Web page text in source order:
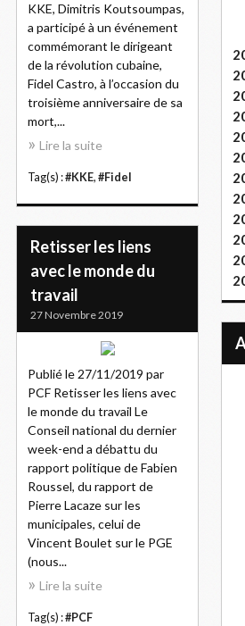
KKE, Dimitris Koutsoumpas,
a participé à un événement
commémorant le dirigeant
de la révolution cubaine,
Fidel Castro, à l’occasion du
troisième anniversaire de sa
mort,...
Lire la suite
Tag(s) :#KKE, #Fidel
Retisser les liens
avec le monde du
travail
27 Novembre 2019
Publié le 27/11/2019 par
PCF Retisser les liens avec
le monde du travail Le
Conseil national du dernier
week-end a débattu du
rapport politique de Fabien
Roussel, du rapport de
Pierre Lacaze sur les
municipales, celui de
Vincent Boulet sur le PGE
(nous...
Lire la suite
Tag(s) :#PCF